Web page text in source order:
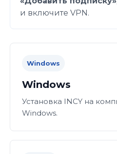
и включите VPN.
Windows
Windows
Установка INCY на
Windows.